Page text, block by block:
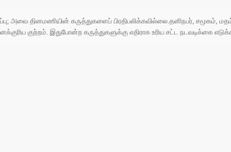
அவை தினமணியின் கருத்துகளைப் பிரதிபலிக்கவில்லை.தனிநபர், சமூகம்,
குற்றம். இதுபோன்ற கருத்துகளுக்கு எதிராக உரிய சட்ட நடவடிக்கை